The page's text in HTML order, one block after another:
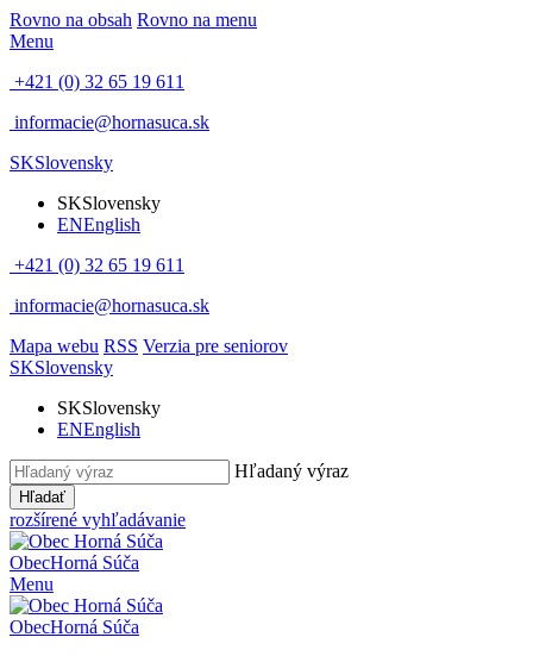
Rovno na obsah Rovno na menu
Menu
+421 (0) 32 65 19 611
informacie@hornasuca.sk
SKSlovensky
SKSlovensky
ENEnglish
+421 (0) 32 65 19 611
informacie@hornasuca.sk
Mapa webu RSS Verzia pre seniorov
SKSlovensky
SKSlovensky
ENEnglish
Hľadaný výraz
Hľadať
rozšírené vyhľadávanie
ObecHorná Súča
Menu
ObecHorná Súča